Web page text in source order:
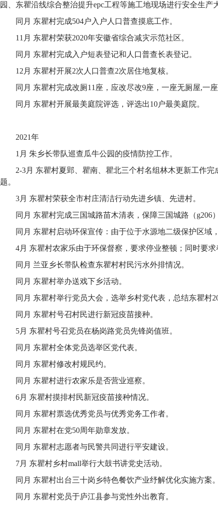
园、东瞿沿线综合整治提升epc工程等施工地现场进行安全生产
同月 东瞿村完成504户入户人口普查摸底工作。
11月 东瞿村荣获2020年安徽省综合减灾示范社区。
同月 东瞿村完成入户短表登记和人口普查长表登记。
12月 东瞿村开展2次人口普查2次居住地复核。
同月 东瞿村完成改厕11座，应改尽改9座，一座无厕屋,一
同月 东瞿村开展最美庭院评选，评选出10户最美庭院。
2021年
1月 朱乡长带队巡查瓜牛公园的疫情防控工作。
2-3月 东瞿村夏郢、瞿南、瞿北三个村名组林木更新工作
题。
3月 东瞿村荣获全市村庄清洁行动先进乡镇、先进村。
同月 东瞿村完成三国城路苗木清表，保障三国城路（g206
同月 东瞿村启动环保宣传：由于位于水源地二级保护区域
4月 东瞿村农家乐由于环保督察，要求停业整顿；同时要
同月 兰亚乡长带队检查东瞿村村民污水外排情况。
同月 东瞿村举办送戏下乡活动。
同月 东瞿村举行党员大会，选举乡村党代表，总结东瞿村
同月 东瞿村号召村民进行新冠疫苗接种。
5月 东瞿村号召党员在杨岗路党员先锋岗值班。
同月 东瞿村全体党员选举区党代表。
同月 东瞿村修改村规民约。
同月 东瞿村进行农家乐是否营业巡察。
6月 东瞿村摸排村民新冠疫苗接种情况。
同月 东瞿村票选优秀党员与优秀党务工作者。
同月 东瞿村在党50周年勋章发放。
同月 东瞿村志愿者与民警共同进行平安建设。
7月 东瞿村乡村mall举行大鼓书讲党史活动。
同月 东瞿村出台三十岗乡特色餐饮产业纾解优化实施方案
同月 东瞿村党员于庐江县参与党性外出教育。